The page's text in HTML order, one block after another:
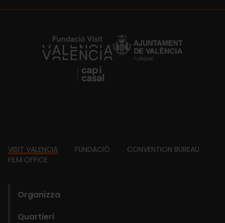
https://fundacion.visitvalencia.com/
Footer
VISIT VALENCIA FUNDACIÓ
CONVENTION BUREAU
FILM OFFICE
Organizza
Quartieri